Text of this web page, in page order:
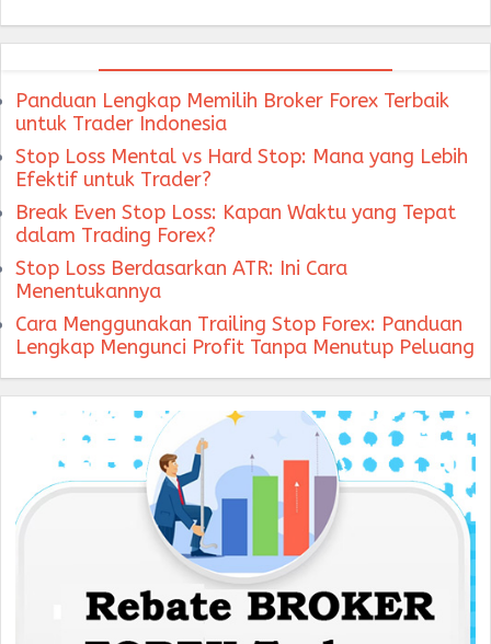
Panduan Lengkap Memilih Broker Forex Terbaik
untuk Trader Indonesia
Stop Loss Mental vs Hard Stop: Mana yang Lebih
Efektif untuk Trader?
Break Even Stop Loss: Kapan Waktu yang Tepat
dalam Trading Forex?
Stop Loss Berdasarkan ATR: Ini Cara
Menentukannya
Cara Menggunakan Trailing Stop Forex: Panduan
Lengkap Mengunci Profit Tanpa Menutup Peluang